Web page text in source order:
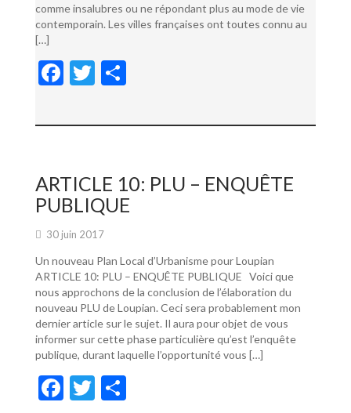
comme insalubres ou ne répondant plus au mode de vie
contemporain. Les villes françaises ont toutes connu au
[…]
F
e
o
o
k
T
itt ta
er
ARTICLE 10: PLU – ENQUÊTE
PUBLIQUE
30 juin 2017
Un nouveau Plan Local d’Urbanisme pour Loupian
ARTICLE 10: PLU – ENQUÊTE PUBLIQUE Voici que
nous approchons de la conclusion de l’élaboration du
nouveau PLU de Loupian. Ceci sera probablement mon
dernier article sur le sujet. Il aura pour objet de vous
informer sur cette phase particulière qu’est l’enquête
publique, durant laquelle l’opportunité vous […]
F
T